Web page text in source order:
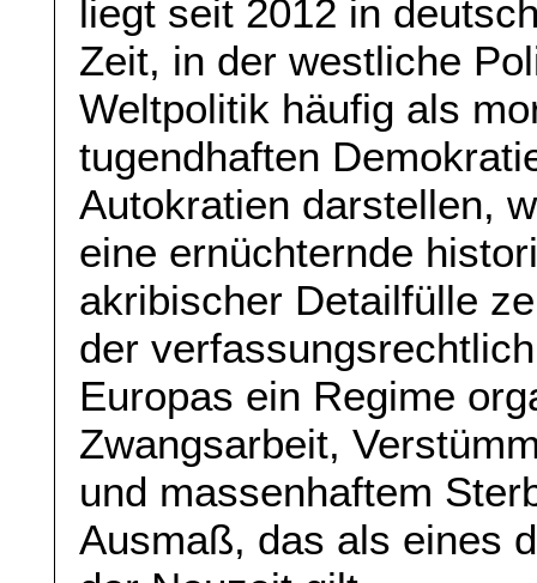
liegt seit 2012 in
Zeit, in der westliche
Weltpolitik häufig als
tugendhaften
Autokratien darstellen,
eine ernüchternde
akribischer Detailfülle
der
Europas ein Regime
Zwangsarbeit,
und massenhaftem
Ausmaß, das als eines